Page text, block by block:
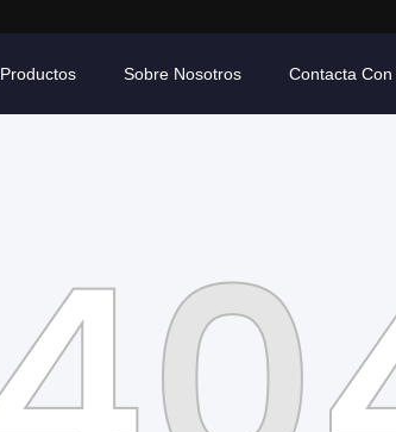
Productos Sobre Nosotros Contacta